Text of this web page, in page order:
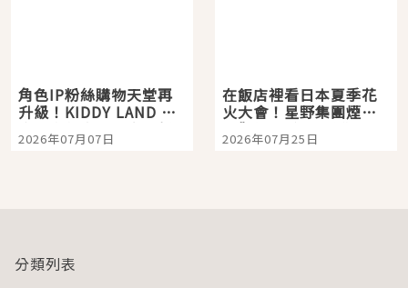
角色IP粉絲購物天堂再
升級！KIDDY LAND 原
宿店吉伊卡哇迎客，新
開幕 OMOKADO 店3分
2026年07月07日
在飯店裡看日本夏季花
火大會！星野集團煙火
景觀飯店6選，讓你不用
人擠人悠閒欣賞
2026年07月25日
分類列表